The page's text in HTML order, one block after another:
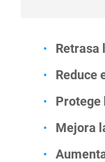
Retrasa
Reduce
Protege
Mejora